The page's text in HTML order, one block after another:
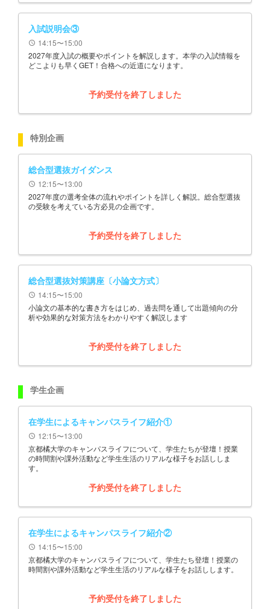
入試説明会③
schedule 14:15〜15:00
2027年度入試の概要やポイントを解説します。本学の入試情報を
どこよりも早くGET！合格への近道になります。
予約受付を終了しました
特別企画
総合型選抜ガイダンス
schedule 12:15〜13:00
2027年度の選考全体の流れやポイントを詳しく解説。総合型選抜
の受験を考えている方必見の企画です。
予約受付を終了しました
総合型選抜対策講座〔小論文方式〕
schedule 14:15〜15:00
小論文の基本的な書き方をはじめ、過去問を通して出題傾向の分
析や効果的な対策方法をわかりやすく解説します
予約受付を終了しました
学生企画
在学生によるキャンパスライフ紹介①
schedule 12:15〜13:00
京都橘大学のキャンパスライフについて、学生たちが登壇！授業
の時間割や課外活動など学生生活のリアルな様子をお話ししま
す。
予約受付を終了しました
在学生によるキャンパスライフ紹介②
schedule 14:15〜15:00
京都橘大学のキャンパスライフについて、学生たち登壇！授業の
時間割や課外活動など学生生活のリアルな様子をお話しします。
予約受付を終了しました